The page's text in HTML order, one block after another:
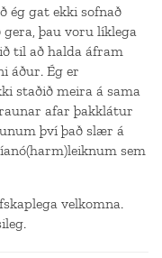
ég gat ekki sofnað
þau voru líklega
til að halda áfram
áður. Ég er
staðið meira á sama
afar þakklátur
því það slær á
sem
velkomna.